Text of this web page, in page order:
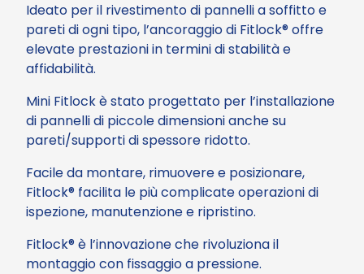
Ideato per il rivestimento di pannelli a soffitto e
pareti di ogni tipo, l’ancoraggio di Fitlock® offre
elevate prestazioni in termini di stabilità e
affidabilità.
Mini Fitlock è stato progettato per l’installazione
di pannelli di piccole dimensioni anche su
pareti/supporti di spessore ridotto.
Facile da montare, rimuovere e posizionare,
Fitlock® facilita le più complicate operazioni di
ispezione, manutenzione e ripristino.
Fitlock® è l’innovazione che rivoluziona il
montaggio con fissaggio a pressione.